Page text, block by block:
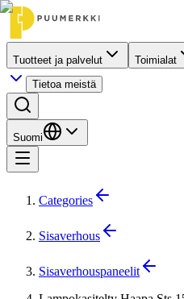
Tuotteet ja palvelut Toimialat
Tietoa meistä
Suomi
Categories
Sisaverhous
Sisaverhouspaneelit